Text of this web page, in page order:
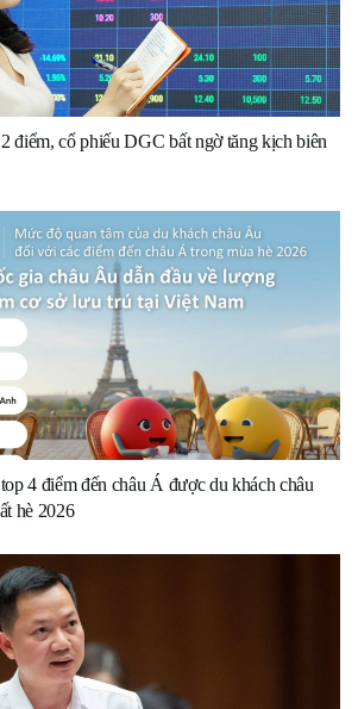
điểm, cổ phiếu DGC bất ngờ tăng kịch biên
4 điểm đến châu Á được du khách châu
hè 2026